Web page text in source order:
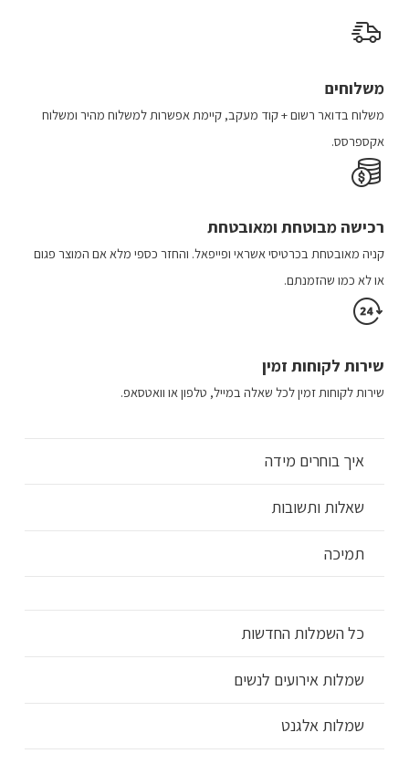
את
המוצר
משלוחים
משלוח​ ב​דואר רשום + קוד מעקב​​, קיימת אפשרות למשלוח מהיר​ ומשלוח
אקספרסס.
רכישה​ מבוטחת ​ומאובטחת
קניה מאובטחת בכרטיסי אשראי ופייפאל. והחזר כספי מלא אם המוצר פגום
או לא כמו שהזמנתם.
שירות לקוחות זמין
שירות לקוחות זמין לכל שאלה במייל, טלפון או וואטסאפ.
איך בוחרים מידה
שאלות ותשובות
תמיכה
כל השמלות החדשות
שמלות אירועים לנשים
שמלות אלגנט